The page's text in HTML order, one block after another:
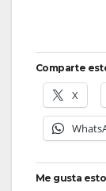
Comparte
X
Me gusta